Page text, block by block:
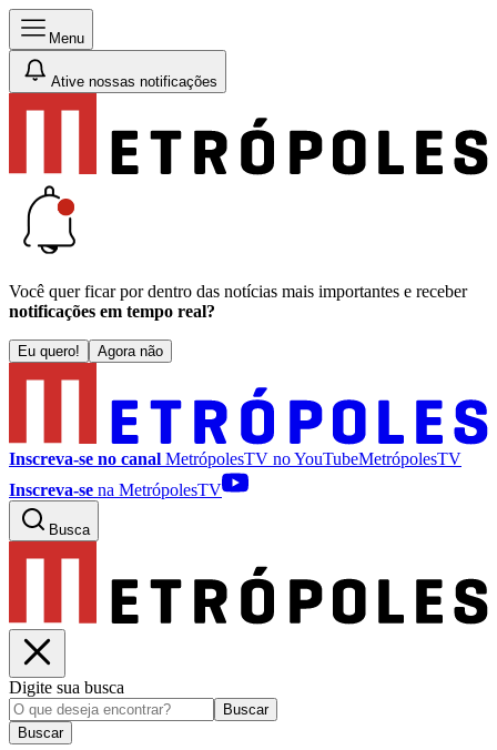
Menu
Ative nossas notificações
Você quer ficar por dentro das notícias mais importantes e receber
notificações em tempo real?
Eu quero! Agora não
Inscreva-se no canal MetrópolesTV noYouTubeMetrópolesTV
Inscreva-se na MetrópolesTV
Busca
Digite sua busca
Buscar
Buscar